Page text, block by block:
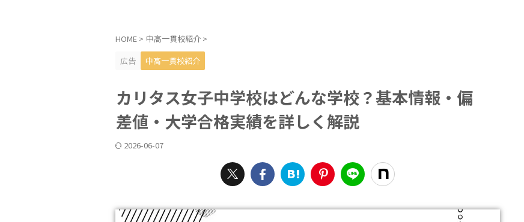
HOME > 中高一貫校紹介 >
広告
中高一貫校紹介
カリタス女子中学校はどんな学校？基本情報・偏
差値・大学合格実績を詳しく解説
2026-06-07